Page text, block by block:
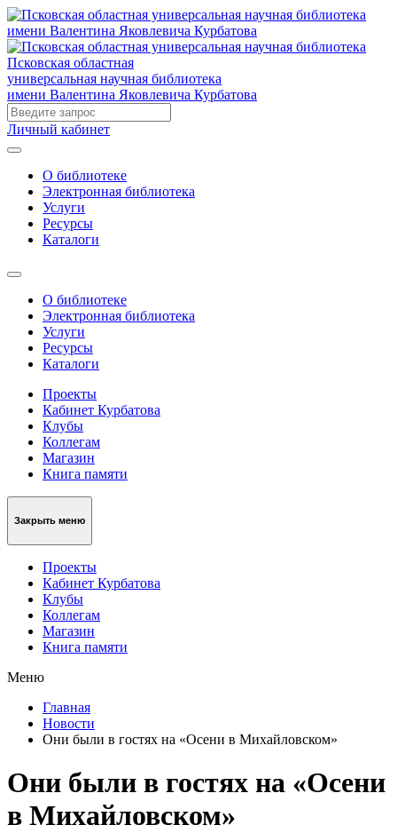
Псковская областная
универсальная научная библиотека
имени Валентина Яковлевича Курбатова
Личный кабинет
О библиотеке
Электронная библиотека
Услуги
Ресурсы
Каталоги
О библиотеке
Электронная библиотека
Услуги
Ресурсы
Каталоги
Проекты
Кабинет Курбатова
Клубы
Коллегам
Магазин
Книга памяти
Закрыть меню
Проекты
Кабинет Курбатова
Клубы
Коллегам
Магазин
Книга памяти
Меню
Главная
Новости
Они были в гостях на «Осени в Михайловском»
Они были в гостях на «Осени
в Михайловском»